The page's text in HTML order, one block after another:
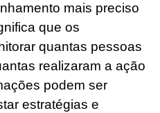
mais preciso
que os
quantas pessoas
realizaram a ação
podem ser
estratégias e